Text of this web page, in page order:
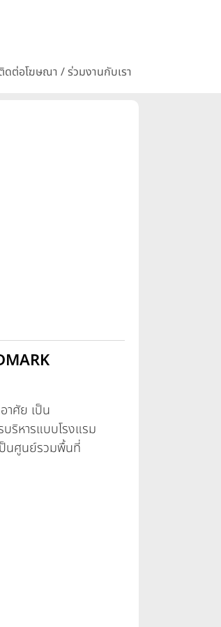
ดต่อโฆษณา / ร่วมงานกับเรา
าศัย เป็น
ริหารแบบโรงแรม
ป็นศูนย์รวมพื้นที่